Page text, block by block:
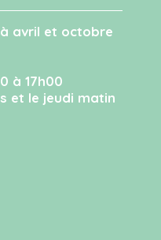
avril et octobre
à 17h00
et le jeudi matin